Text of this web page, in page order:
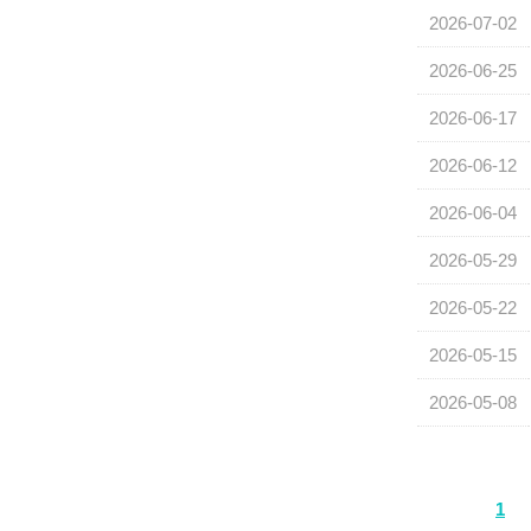
2026-07-02
2026-06-25
2026-06-17
2026-06-12
2026-06-04
2026-05-29
2026-05-22
2026-05-15
2026-05-08
1